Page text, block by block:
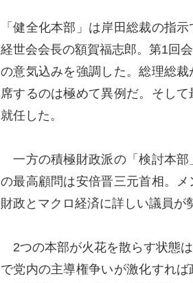
「健全化本部」は岸田総裁の指
経世会会長の額賀福志郎。第1回
の意気込みを強調した。総理総
席するのは極めて異例だ。そし
就任した。
一方の積極財政派の「検討本部
の最高顧問は安倍晋三元首相。メ
財政とマクロ経済に詳しい議員が
2つの本部が火花を散らす状態
で党内の主導権争いが激化すれ